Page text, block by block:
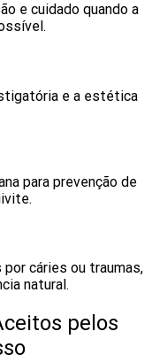
e cuidado quando a
e a estética
para prevenção de
cáries ou traumas,
natural.
pelos